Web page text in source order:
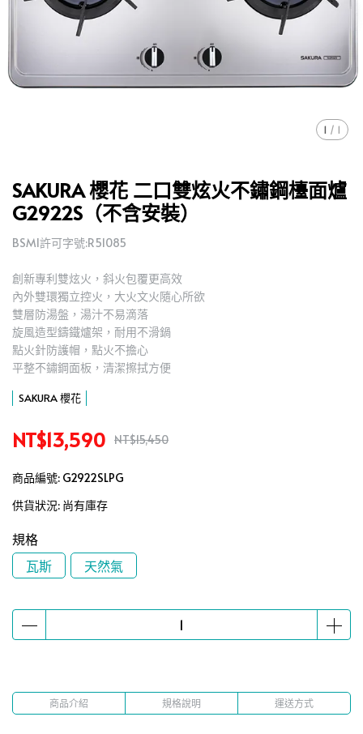
1 / 1
SAKURA 櫻花 二口雙炫火不鏽鋼檯面爐
G2922S（不含安裝）
BSMI許可字號:R51085
創新專利雙炫火，斜火包覆更高效
內外雙環獨立控火，大火文火隨心所欲
雙層防湯盤，湯汁不易滴落
旋風造型鑄鐵爐架，耐用不滑鍋
點火針防護帽，點火不擔心
平整不鏽鋼面板，清潔擦拭方便
SAKURA 櫻花
NT$13,590 NT$15,450
商品編號: G2922SLPG
供貨狀況: 尚有庫存
規格
瓦斯
天然氣
商品介紹 規格說明 運送方式